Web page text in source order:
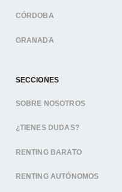
CÓRDOBA
GRANADA
SECCIONES
SOBRE NOSOTROS
¿TIENES DUDAS?
RENTING BARATO
RENTING AUTÓNOMOS